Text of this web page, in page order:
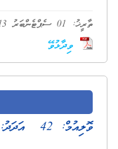
ތާރީޚު: 01 ސެޕްޓެންބަރު 2013
ވިދާޅުވޭ
ވޮލިއުމް: 42 އަދަދު: